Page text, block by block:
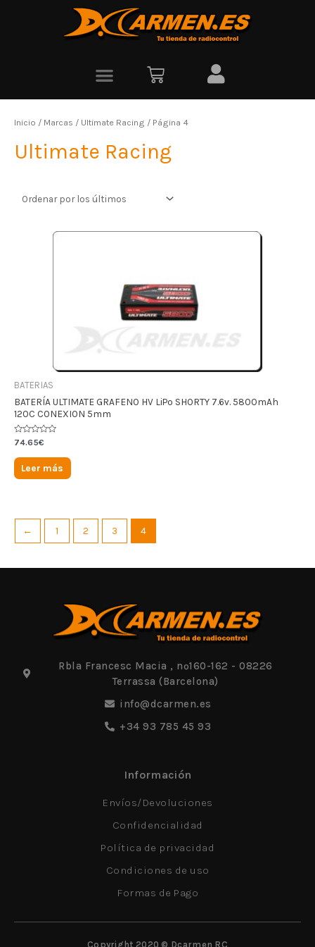
Inicio / Marcas / Ultimate Racing / Página 4
Ultimate Racing
BATERIAS
BATERÍA ULTIMATE GRAFENO HV LiPo SHORTY 7.6v. 5800mAh
120C CONEXION 5mm
Valorado
0
de
74.65€
Leer más
← 1 2 3 4
Rbla Francesc Macia , nº160-162 - 08226
Terrassa (Barcelona)
info@dcarmen.es
+34 93 785 45 93
Información
Envíos/Devoluciones
Confidencialidad
Política de privacidad
Condiciones de uso
Formas de Pago
Copyright 2020 © Dcarmen RC